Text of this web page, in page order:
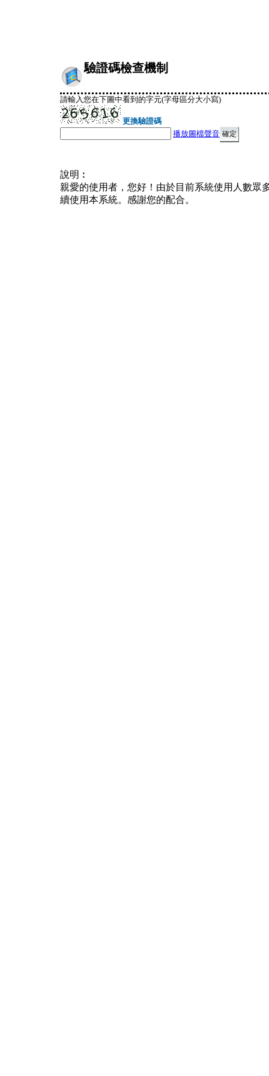
驗證碼檢查機制
請輸入您在下圖中看到的字元(字母區分大小寫)
更換驗證碼
播放圖檔聲音
說明︰
親愛的使用者，您好！由於目前系統使用人數眾
續使用本系統。感謝您的配合。